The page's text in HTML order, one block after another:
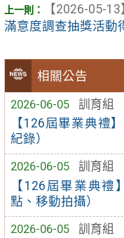
相關公告
2026-06-05
訓育組
【126屆畢業典禮
紀錄）
2026-06-05
訓育組
【126屆畢業典
點、移動拍攝）
2026-06-05
訓育組
【2026-05-13
滿意度調查抽獎活動